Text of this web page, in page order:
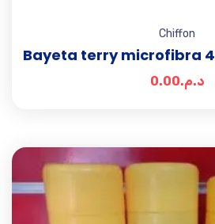
Chiffon
Bayeta terry microfibra
د.م.0.00